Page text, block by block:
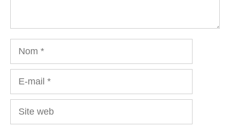
Nom
mail
Site
web